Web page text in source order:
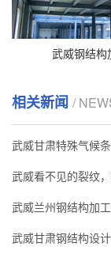
武威钢结构
相关新闻 /
武威甘肃特殊气候
武威看不见的裂纹
武威兰州钢结构加
武威甘肃钢结构设